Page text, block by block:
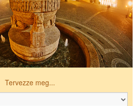
Tervezze meg...